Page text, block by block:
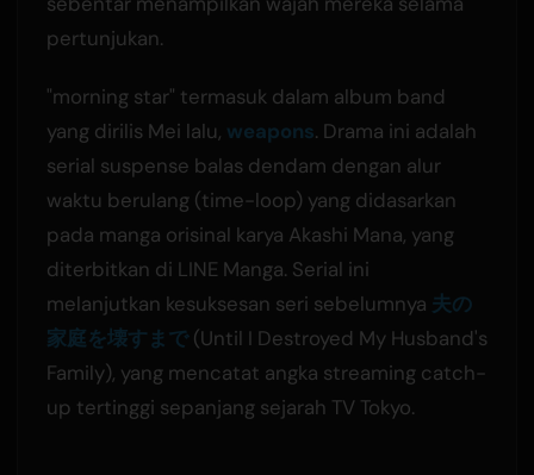
pertunjukan.
"morning star" termasuk dalam album band
yang dirilis Mei lalu, weapons. Drama ini adalah
serial suspense balas dendam dengan alur
waktu berulang (time-loop) yang didasarkan
pada manga orisinal karya Akashi Mana, yang
diterbitkan di LINE Manga. Serial ini
melanjutkan kesuksesan seri sebelumnya 夫の
家庭を壊すまで(Until I Destroyed My Husband's
Family), yang mencatat angka streaming catch-
up tertinggi sepanjang sejarah TV Tokyo.